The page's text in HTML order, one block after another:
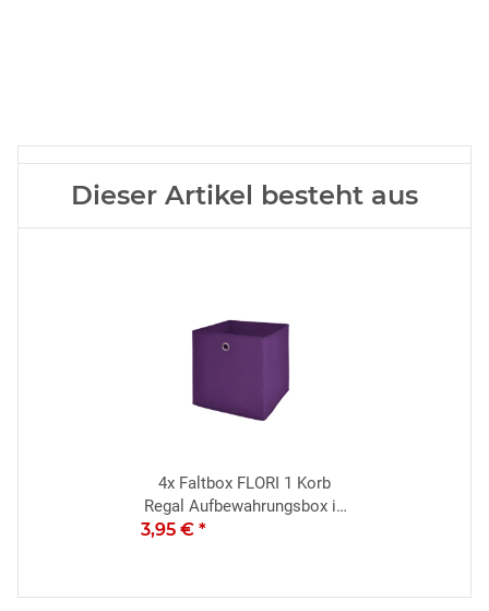
Dieser Artikel besteht aus
4x Faltbox FLORI 1 Korb
Regal Aufbewahrungsbox in
3,95 € *